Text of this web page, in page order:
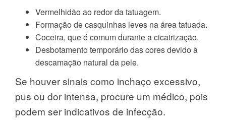
Vermelhidão ao redor da tatuagem.
Formação de casquinhas leves na área tatuada.
Coceira, que é comum durante a cicatrização.
Desbotamento temporário das cores devido à
descamação natural da pele.
Se houver sinais como inchaço excessivo,
pus ou dor intensa, procure um médico, pois
podem ser indicativos de infecção.